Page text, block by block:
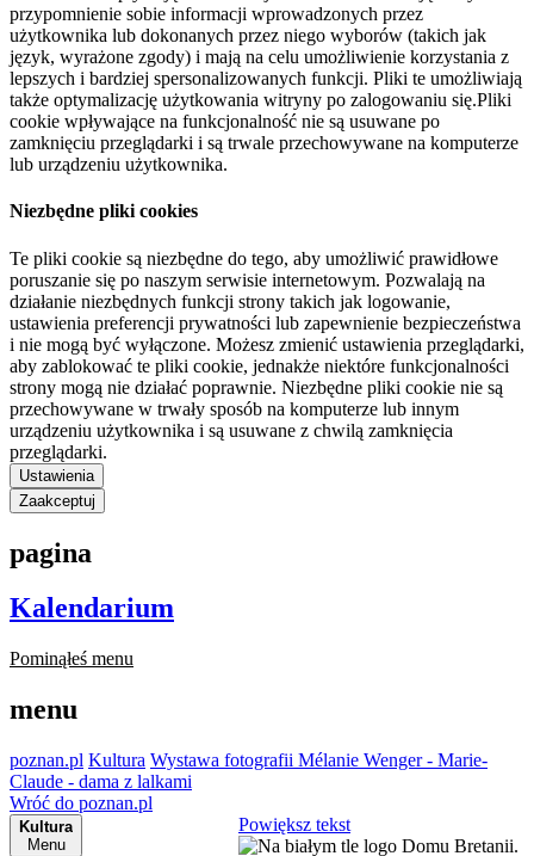
przypomnienie sobie informacji wprowadzonych przez
użytkownika lub dokonanych przez niego wyborów (takich jak
język, wyrażone zgody) i mają na celu umożliwienie korzystania z
lepszych i bardziej spersonalizowanych funkcji. Pliki te umożliwiają
także optymalizację użytkowania witryny po zalogowaniu się.Pliki
cookie wpływające na funkcjonalność nie są usuwane po
zamknięciu przeglądarki i są trwale przechowywane na komputerze
lub urządzeniu użytkownika.
Niezbędne pliki cookies
Te pliki cookie są niezbędne do tego, aby umożliwić prawidłowe
poruszanie się po naszym serwisie internetowym. Pozwalają na
działanie niezbędnych funkcji strony takich jak logowanie,
ustawienia preferencji prywatności lub zapewnienie bezpieczeństwa
i nie mogą być wyłączone. Możesz zmienić ustawienia przeglądarki,
aby zablokować te pliki cookie, jednakże niektóre funkcjonalności
strony mogą nie działać poprawnie. Niezbędne pliki cookie nie są
przechowywane w trwały sposób na komputerze lub innym
urządzeniu użytkownika i są usuwane z chwilą zamknięcia
przeglądarki.
Ustawienia
Zaakceptuj
pagina
Kalendarium
Pominąłeś menu
menu
poznan.pl Kultura Wystawa fotografii Mélanie Wenger - Marie-
Claude - dama z lalkami
Wróć do poznan.pl
Kultura
Menu
Powiększ tekst